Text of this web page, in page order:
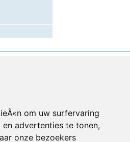
om uw surfervaring
advertenties te tonen,
onze bezoekers